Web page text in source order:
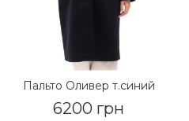
Пальто Оливер т.синий
6200 грн